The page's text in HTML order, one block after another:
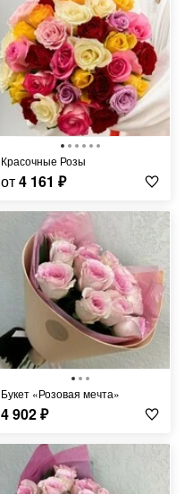
Красочные Розы
от4 161 ₽
Букет «Розовая мечта»
4 902₽